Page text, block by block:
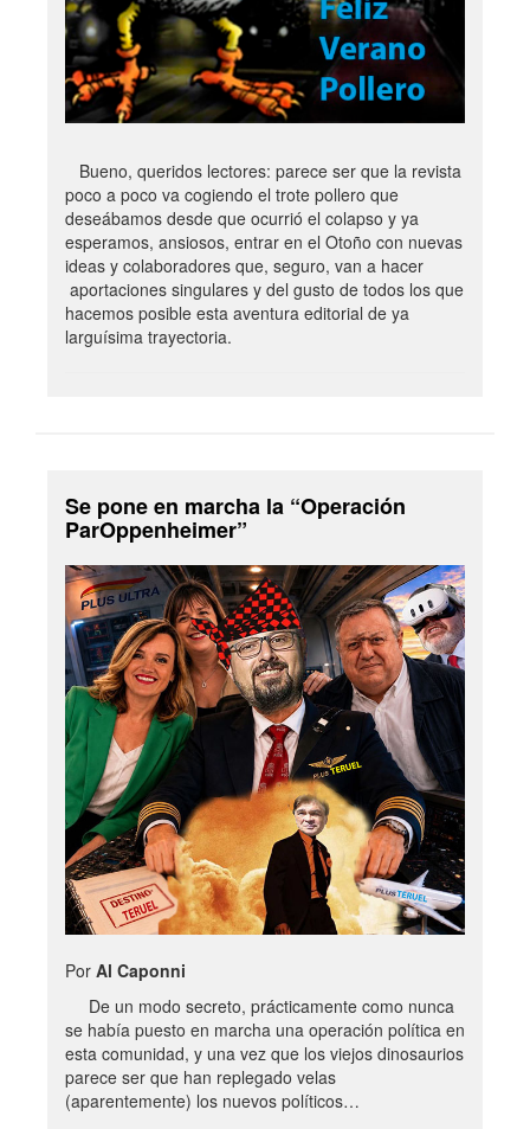
Bueno, queridos lectores: parece ser que la revista
poco a poco va cogiendo el trote pollero que
deseábamos desde que ocurrió el colapso y ya
esperamos, ansiosos, entrar en el Otoño con nuevas
ideas y colaboradores que, seguro, van a hacer
aportaciones singulares y del gusto de todos los que
hacemos posible esta aventura editorial de ya
larguísima trayectoria.
Se pone en marcha la “Operación
ParOppenheimer”
Por Al Caponni
De un modo secreto, prácticamente como nunca
se había puesto en marcha una operación política en
esta comunidad, y una vez que los viejos dinosaurios
parece ser que han replegado velas
(aparentemente) los nuevos políticos…